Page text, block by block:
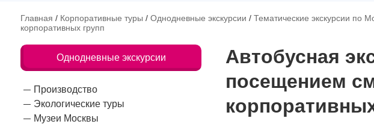
Главная / Корпоративные туры / Однодневные экскурсии / Тематические экскурсии по
корпоративных групп
Однодневные экскурсии
Производство
Экологические туры
Музеи Москвы
Автобусная
посещением